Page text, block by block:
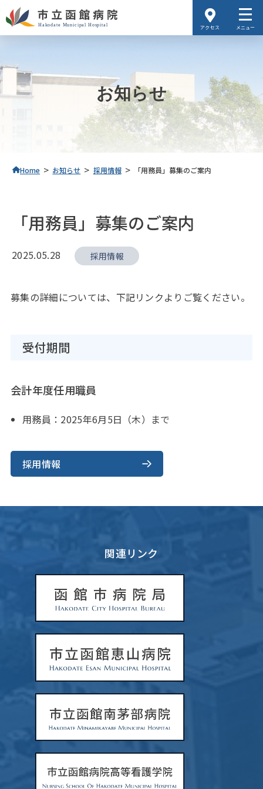
アクセス メニュー
お知らせ
Home > お知らせ > 採用情報 > 「用務員」募集のご案内
「用務員」募集のご案内
2025.05.28 採用情報
募集の詳細については、下記リンクよりご覧ください。
受付期間
会計年度任用職員
用務員：2025年6月5日（木）まで
採用情報
関連リンク